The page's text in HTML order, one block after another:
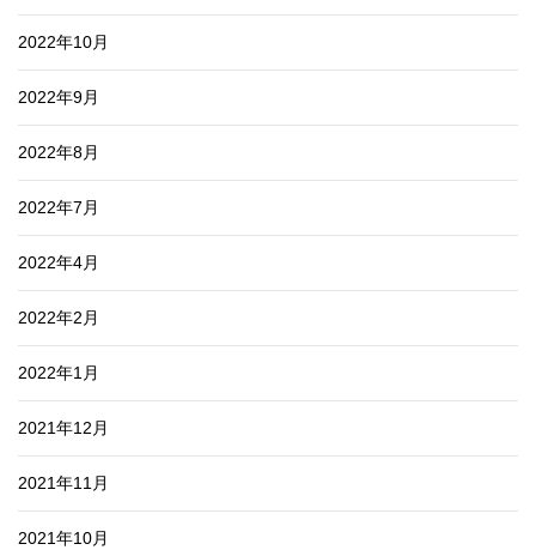
2022年10月
2022年9月
2022年8月
2022年7月
2022年4月
2022年2月
2022年1月
2021年12月
2021年11月
2021年10月